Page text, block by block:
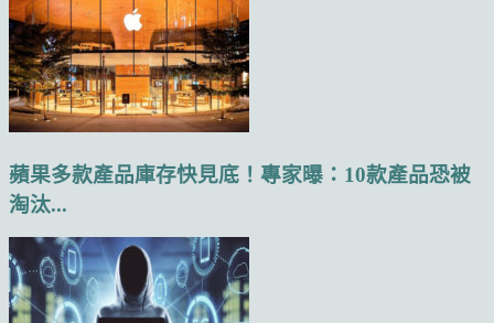
蘋果多款產品庫存快見底！專家曝：10款產品恐被
淘汰...